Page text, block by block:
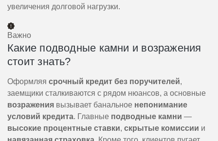
увеличения долговой нагрузки.
Важно
Какие подводные камни и возражения
стоит знать?
Оформляя срочный кредит без поручителей,
заемщики сталкиваются с рядом нюансов, а основные
возражения вызывает банальное непонимание
условий кредита. Главные подводные камни —
высокие процентные ставки, скрытые комиссии и